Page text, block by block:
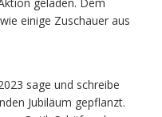
einige Zuschauer aus
sage und schreibe
Jubiläum gepflanzt.